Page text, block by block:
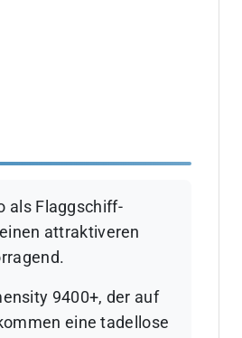
als Flaggschiff-
attraktiveren
9400+, der auf
eine tadellose